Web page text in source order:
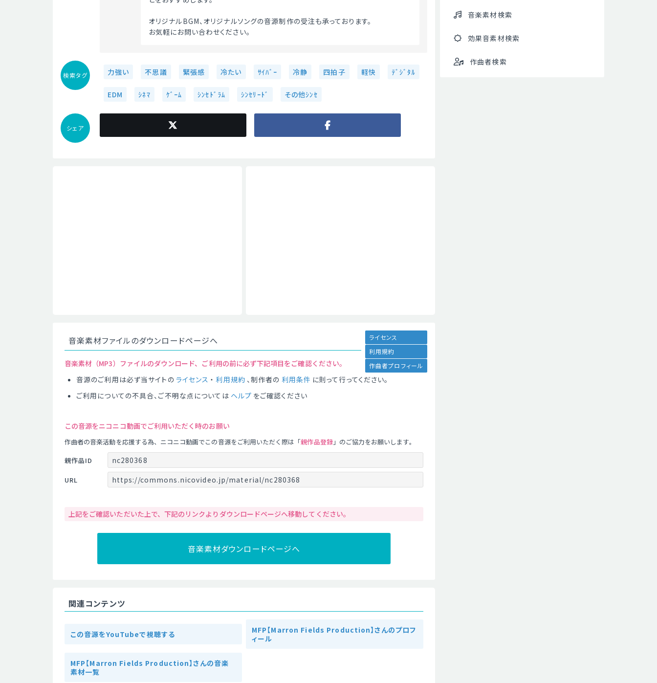
オリジナルBGM、オリジナルソングの音源制作の受注も承っております。
お気軽にお問い合わせください。
検索タグ 力強い 不思議 緊張感 冷たい ｻｲﾊﾞｰ 冷静 四拍子 軽快 ﾃﾞｼﾞﾀﾙ
EDM ｼﾈﾏ ｹﾞｰﾑ ｼﾝｾﾄﾞﾗﾑ ｼﾝｾﾘｰﾄﾞ その他ｼﾝｾ
シェア
音楽素材ファイルのダウンロードページへ
ライセンス
利用規約
作曲者プロフィール
音楽素材（MP3）ファイルのダウンロード、ご利用の前に必ず下記項目をご確認ください。
音源のご利用は必ず当サイトの ライセンス ・ 利用規約 、制作者の 利用条件 に則って行ってください。
ご利用についての不具合、ご不明な点については ヘルプ をご確認ください
この音源をニコニコ動画でご利用いただく時のお願い
作曲者の音楽活動を応援する為、ニコニコ動画でこの音源をご利用いただく際は「親作品登録」のご協力をお願いします。
親作品ID
nc280368
URL https://commons.nicovideo.jp/material/nc280368
上記をご確認いただいた上で、下記のリンクよりダウンロードページへ移動してください。
音楽素材ダウンロードページへ
関連コンテンツ
この音源をYouTubeで視聴する
MFP【Marron Fields Production】さんのプロフ
ィール
MFP【Marron Fields Production】さんの音楽
素材一覧
音楽素材検索
効果音素材検索
作曲者検索